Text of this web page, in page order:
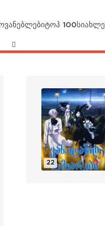
ტოპ 100
22
1 2 3 4 5